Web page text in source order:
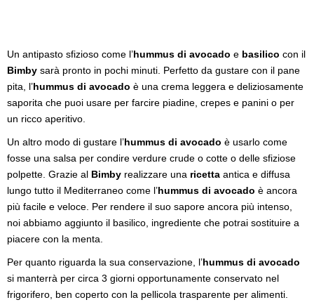
Un antipasto sfizioso come l’hummus di avocado e basilico con il
Bimby sarà pronto in pochi minuti. Perfetto da gustare con il pane
pita, l’hummus di avocado è una crema leggera e deliziosamente
saporita che puoi usare per farcire piadine, crepes e panini o per
un ricco aperitivo.
Un altro modo di gustare l’hummus di avocado è usarlo come
fosse una salsa per condire verdure crude o cotte o delle sfiziose
polpette. Grazie al Bimby realizzare una ricetta antica e diffusa
lungo tutto il Mediterraneo come l’hummus di avocado è ancora
più facile e veloce. Per rendere il suo sapore ancora più intenso,
noi abbiamo aggiunto il basilico, ingrediente che potrai sostituire a
piacere con la menta.
Per quanto riguarda la sua conservazione, l’hummus di avocado
si manterrà per circa 3 giorni opportunamente conservato nel
frigorifero, ben coperto con la pellicola trasparente per alimenti.